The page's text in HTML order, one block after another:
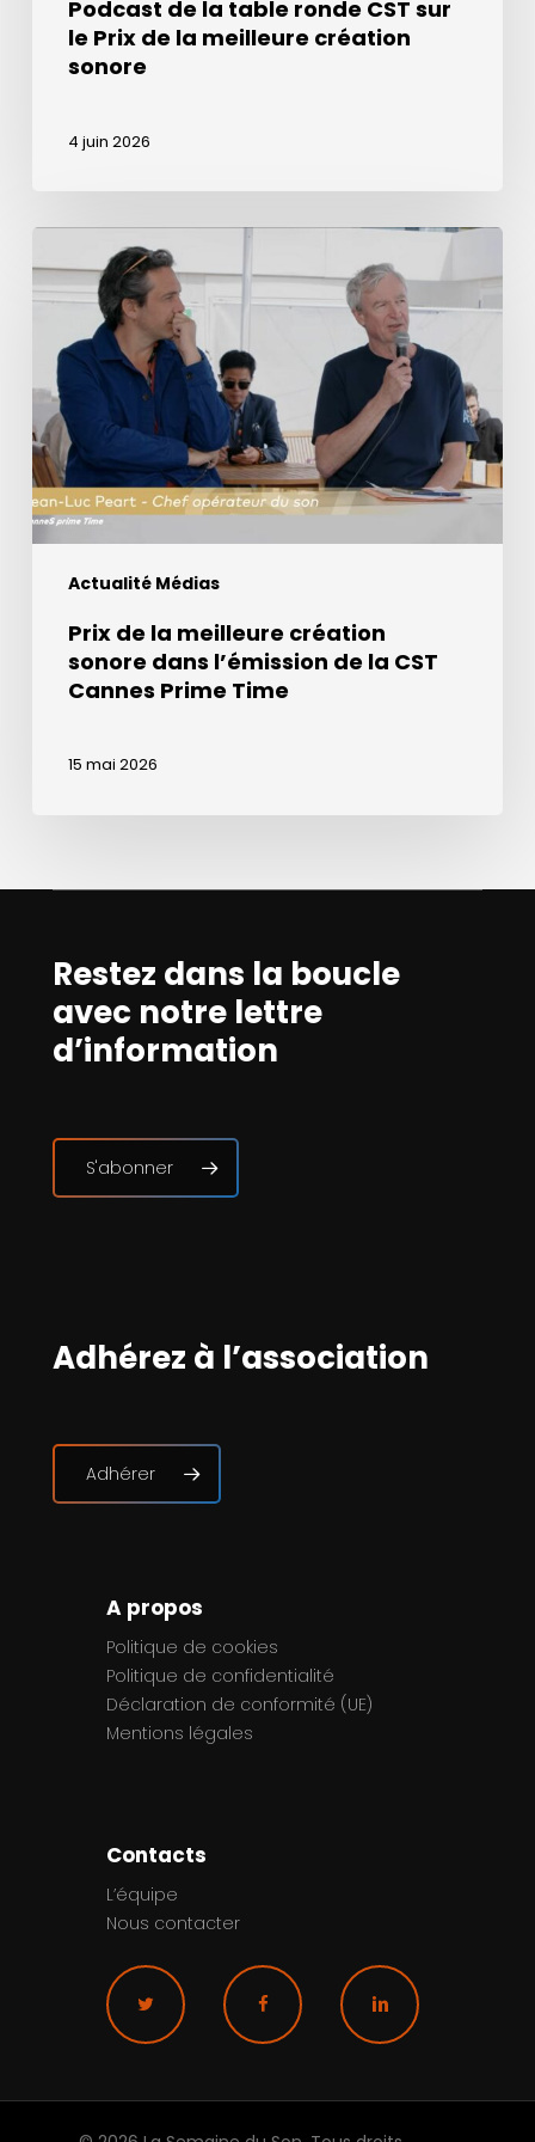
sonorePodcast de la table ronde CST sur
le Prix de la meilleure création
sonore
4 juin 2026
Actualité Médias
de
la
meilleure
création
sonore
dans
l’émission
de
la
Cannes
TimePrix de la meilleure création
sonore dans l’émission de la CST
Cannes Prime Time
15 mai 2026
Restez dans la boucle
avec notre lettre
d’information
S'abonner
Adhérez à l’association
Adhérer
A propos
Politique de cookies
Politique de confidentialité
Déclaration de conformité (UE)
Mentions légales
Contacts
L’équipe
Nous contacter